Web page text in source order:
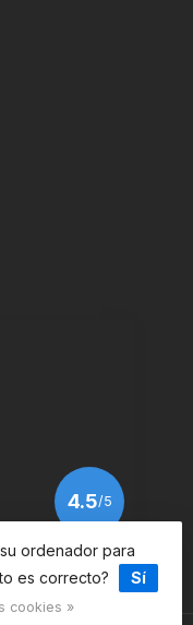
4.5/5
Ver más
ordenador para
es correcto?
Sí
cookies »